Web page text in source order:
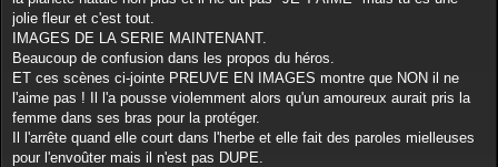
jolie fleur et c'est tout.
IMAGES DE LA SERIE MAINTENANT.
Beaucoup de confusion dans les propos du héros.
ET ces scènes ci-jointe PREUVE EN IMAGES montre que NON il ne
l'aime pas ! Il l'a pousse violemment alors qu'un amoureux aurait pris la
femme dans ses bras pour la protéger.
Il l'arrête quand elle court dans l'herbe et elle fait des paroles mielleuses
pour l'envoûter mais il n'est pas DUPE.